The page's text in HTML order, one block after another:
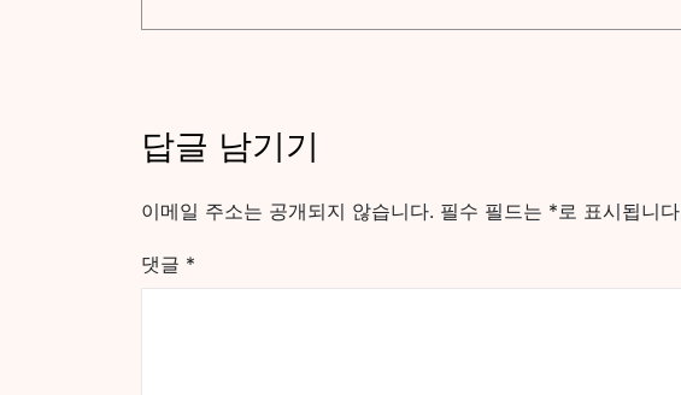
답글 남기기
이메일 주소는 공개되지 않습니다. 필수 필드는 *로 표시됩니다
댓글 *